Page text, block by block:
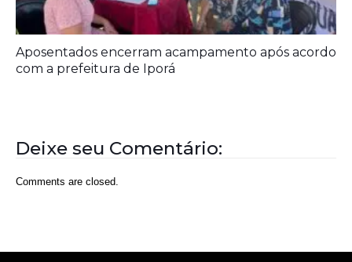
Aposentados encerram acampamento após acordo
com a prefeitura de Iporá
Deixe seu Comentário:
Comments are closed.